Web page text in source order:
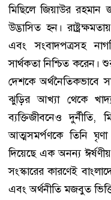
মিছিলে জিয়াউর রহমান
উদ্ভাসিত হন।
এবং সংবাদপত্রসহ
সার্থকতা নিশ্চিত করেন।
দেশকে অর্থনৈতিকভাবে
ঝুড়ির আখ্যা থেকে
ব্যক্তিজীবনেও দুর্নীতি,
আত্মসমর্পণকে তিনি
দিয়েছে এক অনন্য
সংস্কারের কারণেই
এবং অর্থনীতি মজবুত